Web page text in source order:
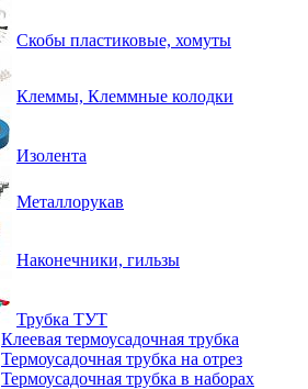
Скобы пластиковые, хомуты
Клеммы, Клеммные колодки
Изолента
Металлорукав
Наконечники, гильзы
Трубка ТУТ
Клеевая термоусадочная трубка
Термоусадочная трубка на отрез
Термоусадочная трубка в наборах